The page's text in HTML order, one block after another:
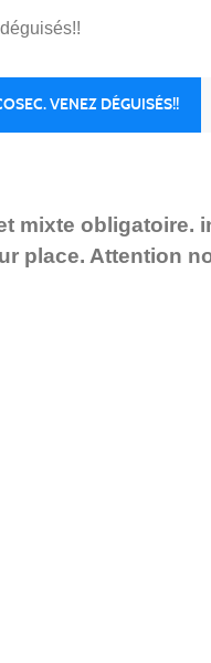
VENEZ DÉGUISÉS!!
mixte
place. Attention